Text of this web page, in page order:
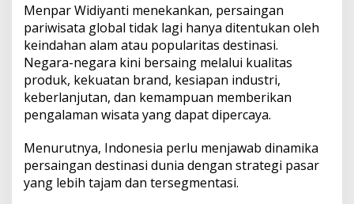
a
t
a
a
n
g
T
s
t
r
Menpar Widiyanti menekankan, persaingan
pariwisata global tidak lagi hanya ditentukan oleh
keindahan alam atau popularitas destinasi.
Negara-negara kini bersaing melalui kualitas
produk, kekuatan brand, kesiapan industri,
keberlanjutan, dan kemampuan memberikan
pengalaman wisata yang dapat dipercaya.
Menurutnya, Indonesia perlu menjawab dinamika
persaingan destinasi dunia dengan strategi pasar
yang lebih tajam dan tersegmentasi.